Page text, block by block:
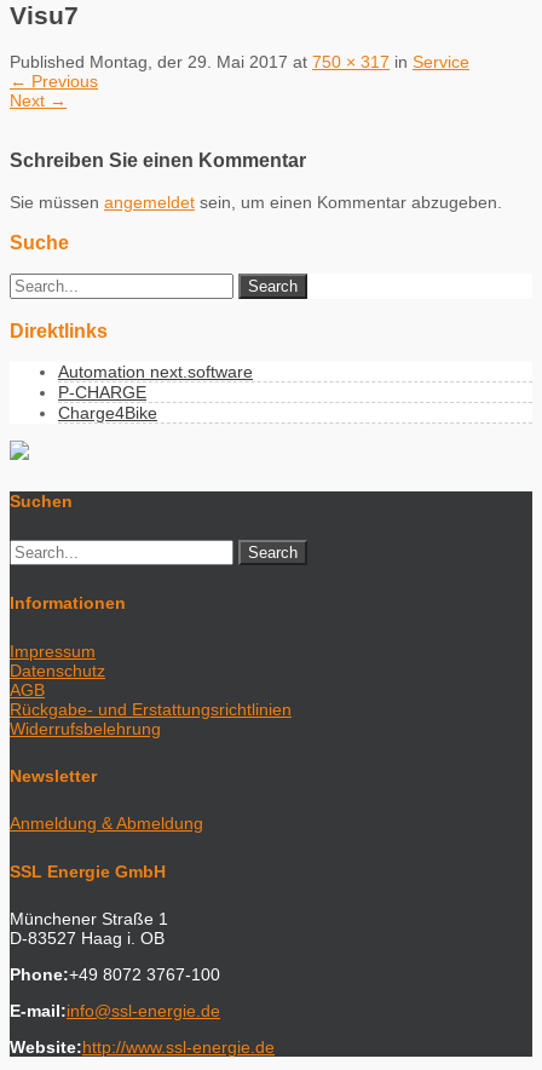
Visu7
Published Montag, der 29. Mai 2017 at 750 × 317 in Service
← Previous
Next →
Schreiben Sie einen Kommentar
Sie müssen angemeldet sein, um einen Kommentar abzugeben.
Suche
Direktlinks
Automation next.software
P-CHARGE
Charge4Bike
Suchen
Informationen
Impressum
Datenschutz
AGB
Rückgabe- und Erstattungsrichtlinien
Widerrufsbelehrung
Newsletter
Anmeldung & Abmeldung
SSL Energie GmbH
Münchener Straße 1
D-83527 Haag i. OB
Phone:+49 8072 3767-100
E-mail:info@ssl-energie.de
Website:http://www.ssl-energie.de